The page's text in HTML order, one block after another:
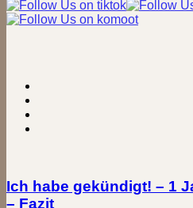
Ich habe gekündigt! – 1
– Fazit